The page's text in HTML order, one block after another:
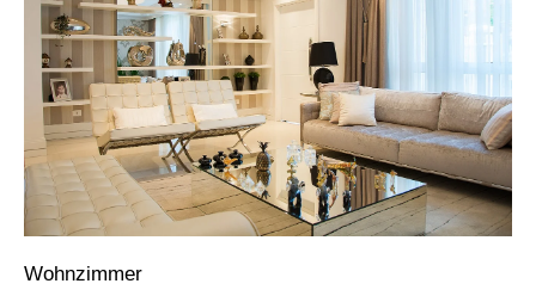
Wohnzimmer